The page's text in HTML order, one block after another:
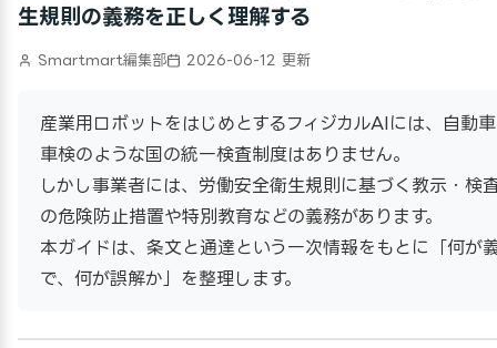
生規則の義務を正しく理解する
Smartmart編集部 2026-06-12 更新
産業用ロボットをはじめとするフィジカルAIには、自動
車検のような国の統一検査制度はありません。
しかし事業者には、労働安全衛生規則に基づく教示・検
の危険防止措置や特別教育などの義務があります。
本ガイドは、条文と通達という一次情報をもとに「何が
で、何が誤解か」を整理します。